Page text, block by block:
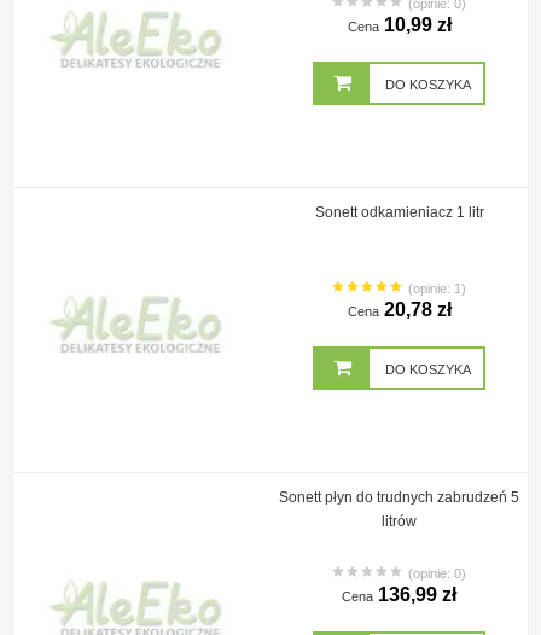
(opinie: 0)
Cena 10,99 zł
DO KOSZYKA
Sonett odkamieniacz 1 litr
(opinie: 1)
Cena 20,78 zł
DO KOSZYKA
Sonett płyn do trudnych zabrudzeń 5
litrów
(opinie: 0)
Cena 136,99 zł